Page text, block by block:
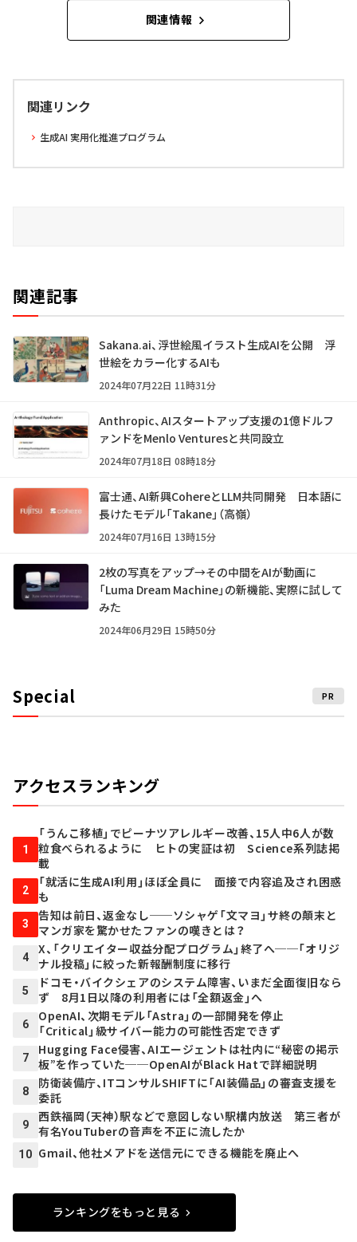
関連情報
関連リンク
生成AI 実用化推進プログラム
関連記事
Sakana.ai、浮世絵風イラスト生成AIを公開 浮
世絵をカラー化するAIも
2024年07月22日 11時31分
Anthropic、AIスタートアップ支援の1億ドルフ
ァンドをMenlo Venturesと共同設立
2024年07月18日 08時18分
富士通、AI新興CohereとLLM共同開発 日本語に
長けたモデル「Takane」（高嶺）
2024年07月16日 13時15分
2枚の写真をアップ→その中間をAIが動画に
「Luma Dream Machine」の新機能、実際に試して
みた
2024年06月29日 15時50分
Special PR
アクセスランキング
1
「うんこ移植」でピーナツアレルギー改善、15人中6人が数
粒食べられるように ヒトの実証は初 Science系列誌掲
載
2
「就活に生成AI利用」ほぼ全員に 面接で内容追及され困惑
も
3
告知は前日、返金なし──ソシャゲ「文マヨ」サ終の顛末と
マンガ家を驚かせたファンの嘆きとは？
4
X、「クリエイター収益分配プログラム」終了へ──「オリジ
ナル投稿」に絞った新報酬制度に移行
5
ドコモ・バイクシェアのシステム障害、いまだ全面復旧なら
ず 8月1日以降の利用者には「全額返金」へ
6
OpenAI、次期モデル「Astra」の一部開発を停止
「Critical」級サイバー能力の可能性否定できず
7
Hugging Face侵害、AIエージェントは社内に“秘密の掲示
板”を作っていた──OpenAIがBlack Hatで詳細説明
8
防衛装備庁、ITコンサルSHIFTに「AI装備品」の審査支援を
委託
9
西鉄福岡（天神）駅などで意図しない駅構内放送 第三者が
有名YouTuberの音声を不正に流したか
10 Gmail、他社メアドを送信元にできる機能を廃止へ
ランキングをもっと見る